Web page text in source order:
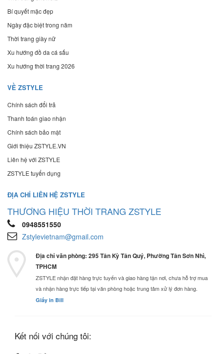
Bí quyết mặc đẹp
Ngày đặc biệt trong năm
Thời trang giày nữ
Xu hướng đồ da cá sấu
Xu hướng thời trang 2026
VỀ ZSTYLE
Chính sách đổi trả
Thanh toán giao nhận
Chính sách bảo mật
Giới thiệu ZSTYLE.VN
Liên hệ với ZSTYLE
ZSTYLE tuyển dụng
ĐỊA CHỈ LIÊN HỆ ZSTYLE
THƯƠNG HIỆU THỜI TRANG ZSTYLE
0948551550
Zstylevietnam@gmail.com
Địa chỉ văn phòng: 295 Tân Kỳ Tân Quý, Phường Tân Sơn Nhì,
TPHCM
ZSTYLE nhận đặt hàng trực tuyến và giao hàng tận nơi, chưa hỗ trợ mua
và nhận hàng trực tiếp tại văn phòng hoặc trung tâm xử lý đơn hàng.
Giấy in Bill
Kết nối với chúng tôi: